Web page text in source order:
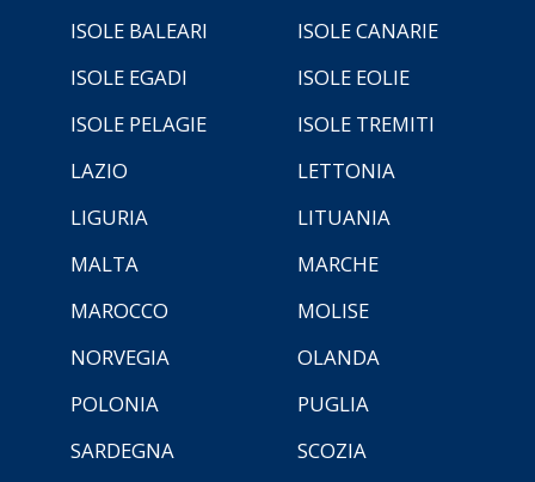
ISOLE BALEARI
ISOLE CANARIE
ISOLE EGADI
ISOLE EOLIE
ISOLE PELAGIE
ISOLE TREMITI
LAZIO
LETTONIA
LIGURIA
LITUANIA
MALTA
MARCHE
MAROCCO
MOLISE
NORVEGIA
OLANDA
POLONIA
PUGLIA
SARDEGNA
SCOZIA